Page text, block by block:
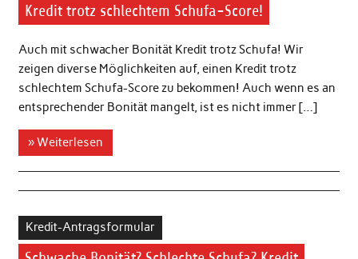
Kredit trotz schlechtem Schufa-Score!
Auch mit schwacher Bonität Kredit trotz Schufa! Wir
zeigen diverse Möglichkeiten auf, einen Kredit trotz
schlechtem Schufa-Score zu bekommen! Auch wenn es an
entsprechender Bonität mangelt, ist es nicht immer […]
» Weiterlesen
Kredit-Antragsformular